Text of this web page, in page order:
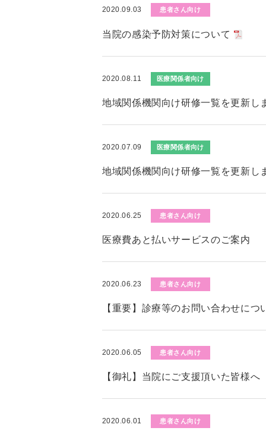
2020.09.03 患者さん向け
当院の感染予防対策について
2020.08.11 医療関係者向け
地域関係機関向け研修一覧を更新し
2020.07.09 医療関係者向け
地域関係機関向け研修一覧を更新し
2020.06.25 患者さん向け
医療費あと払いサービスのご案内
2020.06.23 患者さん向け
【重要】診療等のお問い合わせにつ
2020.06.05 患者さん向け
【御礼】当院にご支援頂いた皆様へ
2020.06.01 患者さん向け